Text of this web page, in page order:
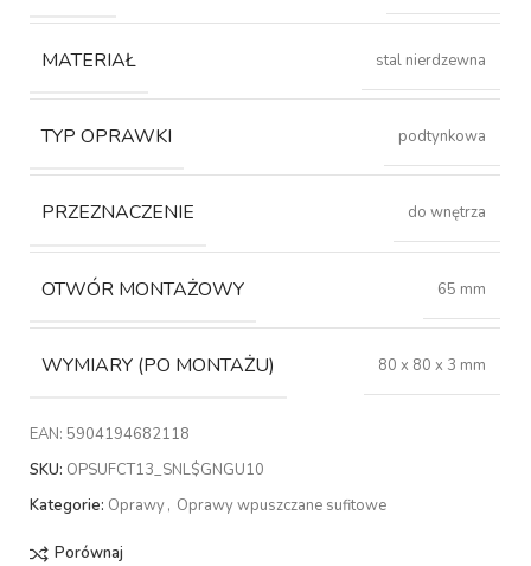
MATERIAŁ stal nierdzewna
TYP OPRAWKI podtynkowa
PRZEZNACZENIE do wnętrza
OTWÓR MONTAŻOWY 65 mm
WYMIARY (PO MONTAŻU) 80 x 80 x 3 mm
EAN: 5904194682118
SKU: OPSUFCT13_SNL$GNGU10
Kategorie: Oprawy, Oprawy wpuszczane sufitowe
Porównaj